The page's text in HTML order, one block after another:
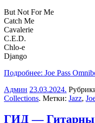
But Not For Me
Catch Me
Cavalerie
C.E.D.
Chlo-e
Django
Подробнее: Joe Pass
Админ 23.03.2024.
Collections. Метки: Jazz,
ГИД —